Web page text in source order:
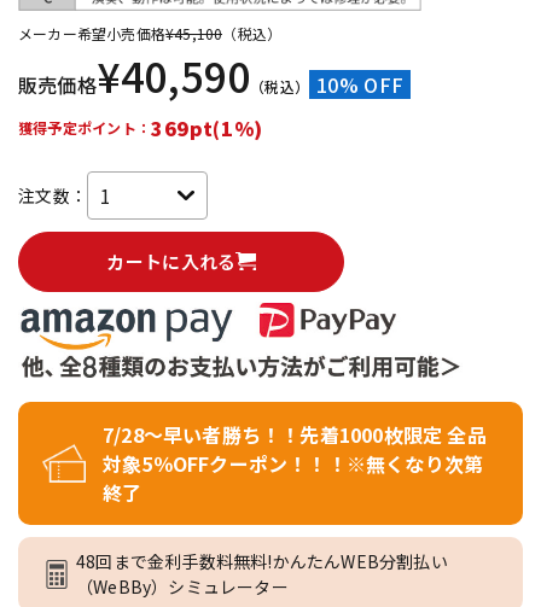
メーカー希望小売価格¥45,100 （税込）
販売価格¥40,590 （税込） 10% OFF
獲得予定ポイント：369pt(1%)
注文数：
カートに入れる
7/28～早い者勝ち！！先着1000枚限定 全品
対象5％OFFクーポン！！！※無くなり次第
終了
48回まで金利手数料無料!かんたんWEB分割払い
（WeBBy）シミュレーター